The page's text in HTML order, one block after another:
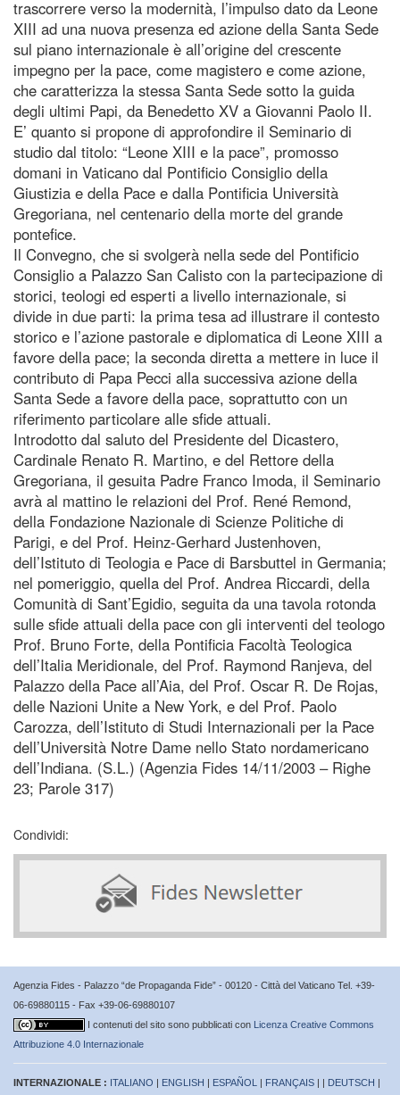
trascorrere verso la modernità, l’impulso dato da Leone
XIII ad una nuova presenza ed azione della Santa Sede
sul piano internazionale è all’origine del crescente
impegno per la pace, come magistero e come azione,
che caratterizza la stessa Santa Sede sotto la guida
degli ultimi Papi, da Benedetto XV a Giovanni Paolo II.
E’ quanto si propone di approfondire il Seminario di
studio dal titolo: “Leone XIII e la pace”, promosso
domani in Vaticano dal Pontificio Consiglio della
Giustizia e della Pace e dalla Pontificia Università
Gregoriana, nel centenario della morte del grande
pontefice.
Il Convegno, che si svolgerà nella sede del Pontificio
Consiglio a Palazzo San Calisto con la partecipazione di
storici, teologi ed esperti a livello internazionale, si
divide in due parti: la prima tesa ad illustrare il contesto
storico e l’azione pastorale e diplomatica di Leone XIII a
favore della pace; la seconda diretta a mettere in luce il
contributo di Papa Pecci alla successiva azione della
Santa Sede a favore della pace, soprattutto con un
riferimento particolare alle sfide attuali.
Introdotto dal saluto del Presidente del Dicastero,
Cardinale Renato R. Martino, e del Rettore della
Gregoriana, il gesuita Padre Franco Imoda, il Seminario
avrà al mattino le relazioni del Prof. René Remond,
della Fondazione Nazionale di Scienze Politiche di
Parigi, e del Prof. Heinz-Gerhard Justenhoven,
dell’Istituto di Teologia e Pace di Barsbuttel in Germania;
nel pomeriggio, quella del Prof. Andrea Riccardi, della
Comunità di Sant’Egidio, seguita da una tavola rotonda
sulle sfide attuali della pace con gli interventi del teologo
Prof. Bruno Forte, della Pontificia Facoltà Teologica
dell’Italia Meridionale, del Prof. Raymond Ranjeva, del
Palazzo della Pace all’Aia, del Prof. Oscar R. De Rojas,
delle Nazioni Unite a New York, e del Prof. Paolo
Carozza, dell’Istituto di Studi Internazionali per la Pace
dell’Università Notre Dame nello Stato nordamericano
dell’Indiana. (S.L.) (Agenzia Fides 14/11/2003 – Righe
23; Parole 317)
Condividi:
Agenzia Fides - Palazzo “de Propaganda Fide” - 00120 - Città del Vaticano Tel. +39-
06-69880115 - Fax +39-06-69880107
I contenuti del sito sono pubblicati con Licenza Creative Commons
Attribuzione 4.0 Internazionale
INTERNAZIONALE : ITALIANO | ENGLISH | ESPAÑOL | FRANÇAIS | | DEUTSCH |